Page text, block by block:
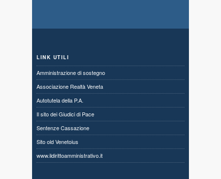
LINK UTILI
Amministrazione di sostegno
Associazione Realtà Veneta
Autotutela della P.A.
Il sito dei Giudici di Pace
Sentenze Cassazione
Sito old Venetoius
www.ildirittoamministrativo.it